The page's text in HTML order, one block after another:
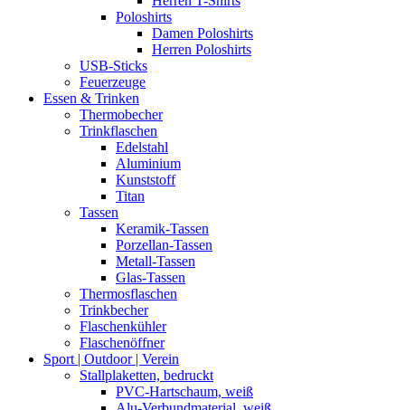
Poloshirts
Damen Poloshirts
Herren Poloshirts
USB-Sticks
Feuerzeuge
Essen & Trinken
Thermobecher
Trinkflaschen
Edelstahl
Aluminium
Kunststoff
Titan
Tassen
Keramik-Tassen
Porzellan-Tassen
Metall-Tassen
Glas-Tassen
Thermosflaschen
Trinkbecher
Flaschenkühler
Flaschenöffner
Sport | Outdoor | Verein
Stallplaketten,­ bedruckt
PVC-Hartschaum, weiß